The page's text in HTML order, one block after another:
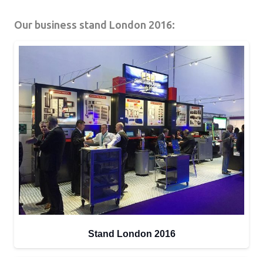
Our business stand London 2016:
Stand London 2016